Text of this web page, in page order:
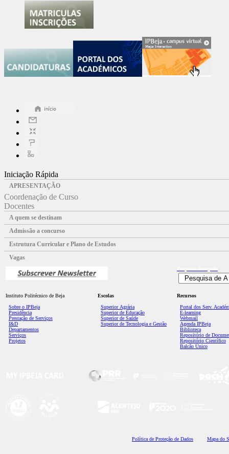
Iniciação Rápida
APRESENTAÇÃO
Coordenação de Curso
Docentes
A quem se destinam
Admissão a concurso
Estrutura Curricular e Plano de Estudos
Vagas
Instituto Politécnico de Beja
Sobre o IPBeja
Presidência
Prestação de Serviços
I&D
Departamentos
Serviços
Projetos
Escolas
Superior Agrária
Superior de Educação
Superior de Saúde
Superior de Tecnologia e Gestão
Recursos
Portal dos Serv.
E-learning
Webmail
Agenda IPBeja
Biblioteca
Repositório de
Repositório Científico
Balcão Único
Política de Proteção de Dados Mapa do